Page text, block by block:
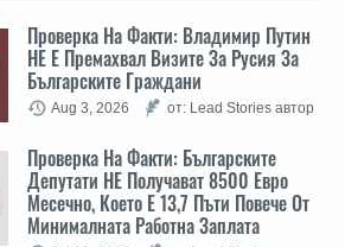
Проверка На Факти: Владимир Путин
НЕ Е Премахвал Визите За Русия За
Българските Граждани
Aug 3, 2026 от: Lead Stories автор
Проверка На Факти: Българските
Депутати НЕ Получават 8500 Евро
Месечно, Което Е 13,7 Пъти Повече От
Минималната Работна Заплата